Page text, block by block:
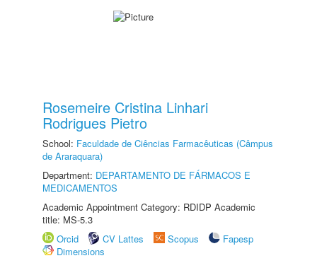
Rosemeire Cristina Linhari
Rodrigues Pietro
School: Faculdade de Ciências Farmacêuticas (Câmpus
de Araraquara)
Department: DEPARTAMENTO DE FÁRMACOS E
MEDICAMENTOS
Academic Appointment Category: RDIDP Academic
title: MS-5.3
Orcid
CV Lattes Scopus
Fapesp
Dimensions